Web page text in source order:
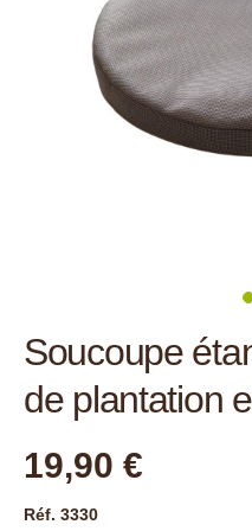
Soucoupe
de plantation
19,90 €
Réf. 3330